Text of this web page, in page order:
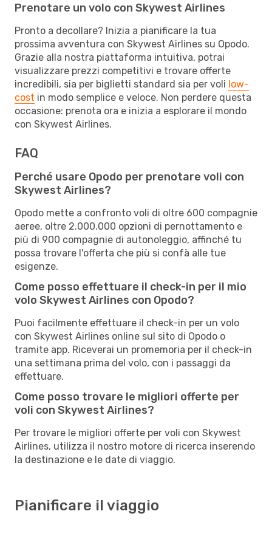
Prenotare un volo con Skywest Airlines
Pronto a decollare? Inizia a pianificare la tua
prossima avventura con Skywest Airlines su Opodo.
Grazie alla nostra piattaforma intuitiva, potrai
visualizzare prezzi competitivi e trovare offerte
incredibili, sia per biglietti standard sia per voli low-
cost in modo semplice e veloce. Non perdere questa
occasione: prenota ora e inizia a esplorare il mondo
con Skywest Airlines.
FAQ
Perché usare Opodo per prenotare voli con
Skywest Airlines?
Opodo mette a confronto voli di oltre 600 compagnie
aeree, oltre 2.000.000 opzioni di pernottamento e
più di 900 compagnie di autonoleggio, affinché tu
possa trovare l'offerta che più si confà alle tue
esigenze.
Come posso effettuare il check-in per il mio
volo Skywest Airlines con Opodo?
Puoi facilmente effettuare il check-in per un volo
con Skywest Airlines online sul sito di Opodo o
tramite app. Riceverai un promemoria per il check-in
una settimana prima del volo, con i passaggi da
effettuare.
Come posso trovare le migliori offerte per
voli con Skywest Airlines?
Per trovare le migliori offerte per voli con Skywest
Airlines, utilizza il nostro motore di ricerca inserendo
la destinazione e le date di viaggio.
Pianificare il viaggio